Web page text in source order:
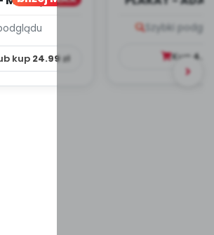
–
kup 24.99zł
Szybki
Kup